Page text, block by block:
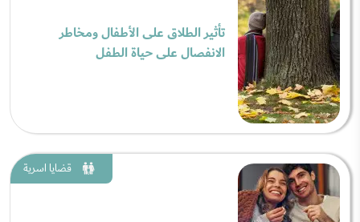
تأثير الطلاق على الأطفال ومخاطر
الانفصال على حياة الطفل
قضايا اسرية